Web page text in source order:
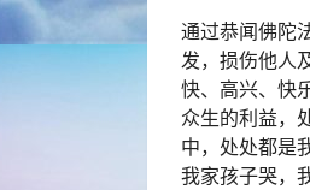
通过恭闻佛陀
发，损伤他人
快、高兴、快
众生的利益，
中，处处都是
我家孩子哭，